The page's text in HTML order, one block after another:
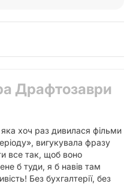
Драфтозаври
хоч раз дивилася фільми
вигукувала фразу
все так, щоб воно
б туди, я б навів там
Без бухгалтерії, без